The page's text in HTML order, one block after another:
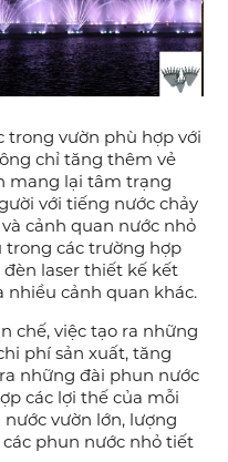
trong vườn phù hợp với
chỉ tăng thêm vẻ
mang lại tâm trạng
với tiếng nước chảy
cảnh quan nước nhỏ
trong các trường hợp
laser thiết kế kết
nhiều cảnh quan khác.
chế, việc tạo ra những
phí sản xuất, tăng
những đài phun nước
các lợi thế của mỗi
vườn lớn, lượng
phun nước nhỏ tiết